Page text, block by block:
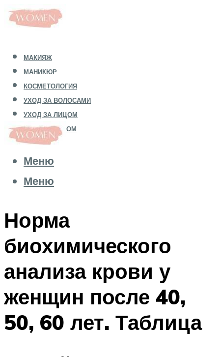
МАКИЯЖ
МАНИКЮР
КОСМЕТОЛОГИЯ
УХОД ЗА ВОЛОСАМИ
УХОД ЗА ЛИЦОМ
УХОД ЗА ТЕЛОМ
Меню
Меню
Норма
биохимического
анализа крови у
женщин после 40,
50, 60 лет. Таблица